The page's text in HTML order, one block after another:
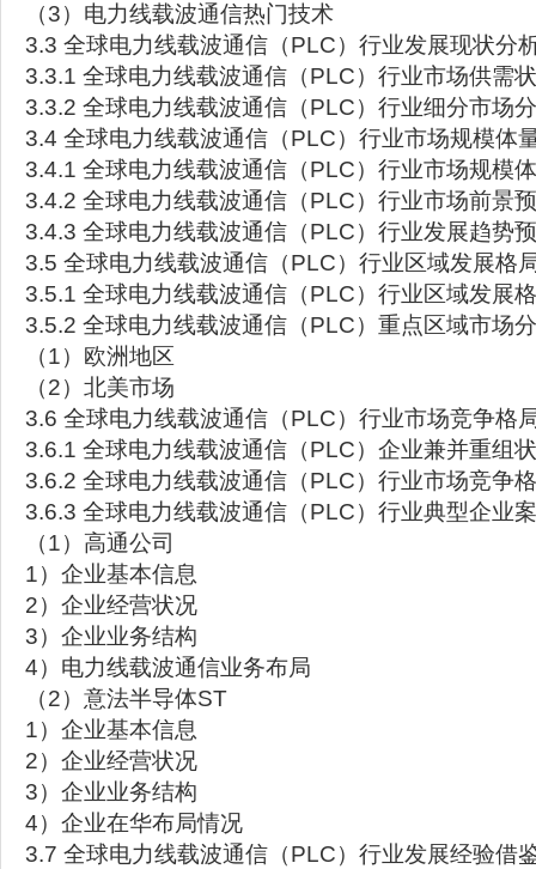
（3）电力线载波通信热门技术
3.3 全球电力线载波通信（PLC）行业发展现状分
3.3.1 全球电力线载波通信（PLC）行业市场供需
3.3.2 全球电力线载波通信（PLC）行业细分市场
3.4 全球电力线载波通信（PLC）行业市场规模体
3.4.1 全球电力线载波通信（PLC）行业市场规模
3.4.2 全球电力线载波通信（PLC）行业市场前景
3.4.3 全球电力线载波通信（PLC）行业发展趋势
3.5 全球电力线载波通信（PLC）行业区域发展格
3.5.1 全球电力线载波通信（PLC）行业区域发展
3.5.2 全球电力线载波通信（PLC）重点区域市场
（1）欧洲地区
（2）北美市场
3.6 全球电力线载波通信（PLC）行业市场竞争格
3.6.1 全球电力线载波通信（PLC）企业兼并重组
3.6.2 全球电力线载波通信（PLC）行业市场竞争
3.6.3 全球电力线载波通信（PLC）行业典型企业
（1）高通公司
1）企业基本信息
2）企业经营状况
3）企业业务结构
4）电力线载波通信业务布局
（2）意法半导体ST
1）企业基本信息
2）企业经营状况
3）企业业务结构
4）企业在华布局情况
3.7 全球电力线载波通信（PLC）行业发展经验借